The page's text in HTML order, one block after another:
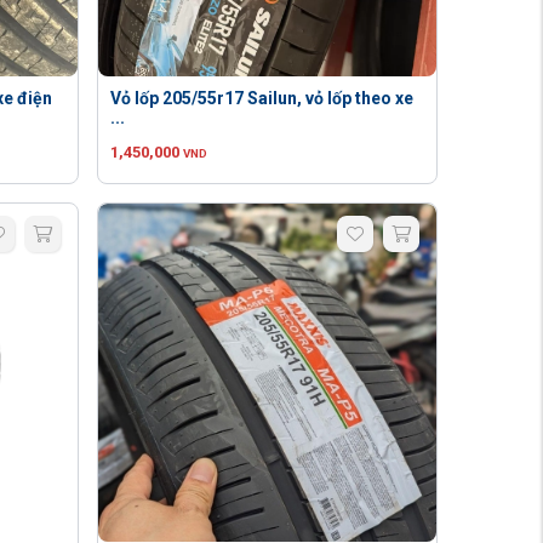
điện
Vỏ lốp 205/55r17 Sailun, vỏ lốp theo xe
...
1,450,000 VND